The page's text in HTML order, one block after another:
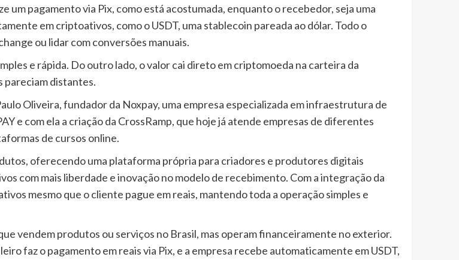
um pagamento via Pix, como está acostumada, enquanto o recebedor, seja uma
em criptoativos, como o USDT, uma stablecoin pareada ao dólar. Todo o
ou lidar com conversões manuais.
e rápida. Do outro lado, o valor cai direto em criptomoeda na carteira da
pareciam distantes.
Oliveira, fundador da Noxpay, uma empresa especializada em infraestrutura de
e com ela a criação da CrossRamp, que hoje já atende empresas de diferentes
de cursos online.
oferecendo uma plataforma própria para criadores e produtores digitais
com mais liberdade e inovação no modelo de recebimento. Com a integração da
mesmo que o cliente pague em reais, mantendo toda a operação simples e
vendem produtos ou serviços no Brasil, mas operam financeiramente no exterior.
faz o pagamento em reais via Pix, e a empresa recebe automaticamente em USDT,